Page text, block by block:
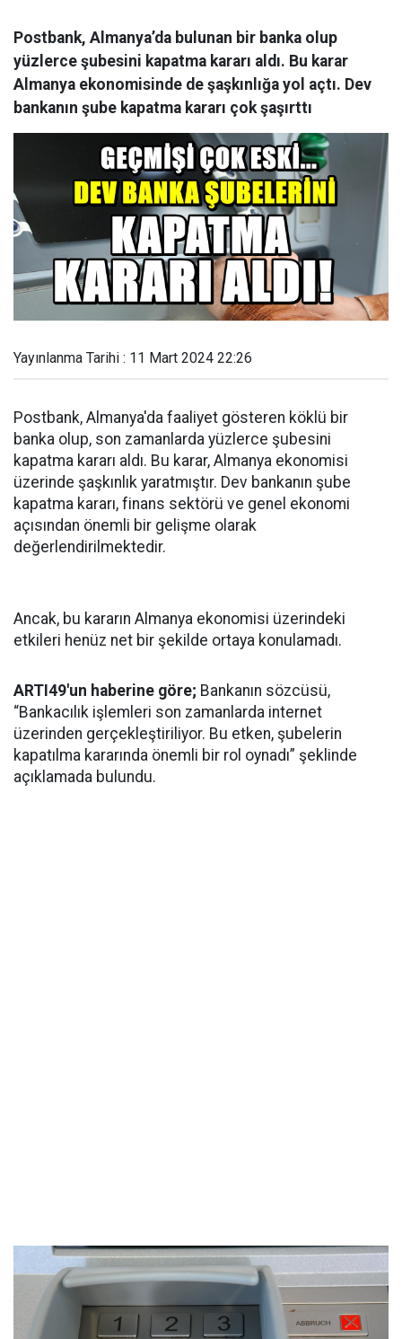
Postbank, Almanya’da bulunan bir banka olup
yüzlerce şubesini kapatma kararı aldı. Bu karar
Almanya ekonomisinde de şaşkınlığa yol açtı. Dev
bankanın şube kapatma kararı çok şaşırttı
Yayınlanma Tarihi : 11 Mart 2024 22:26
Postbank, Almanya'da faaliyet gösteren köklü bir
banka olup, son zamanlarda yüzlerce şubesini
kapatma kararı aldı. Bu karar, Almanya ekonomisi
üzerinde şaşkınlık yaratmıştır. Dev bankanın şube
kapatma kararı, finans sektörü ve genel ekonomi
açısından önemli bir gelişme olarak
değerlendirilmektedir.
Ancak, bu kararın Almanya ekonomisi üzerindeki
etkileri henüz net bir şekilde ortaya konulamadı.
ARTI49'un haberine göre; Bankanın sözcüsü,
“Bankacılık işlemleri son zamanlarda internet
üzerinden gerçekleştiriliyor. Bu etken, şubelerin
kapatılma kararında önemli bir rol oynadı” şeklinde
açıklamada bulundu.